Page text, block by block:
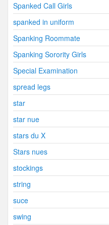
Spanked Call Girls
spanked in uniform
Spanking Roommate
Spanking Sorority Girls
Special Examination
spread legs
star
star nue
stars du X
Stars nues
stockings
string
suce
swing